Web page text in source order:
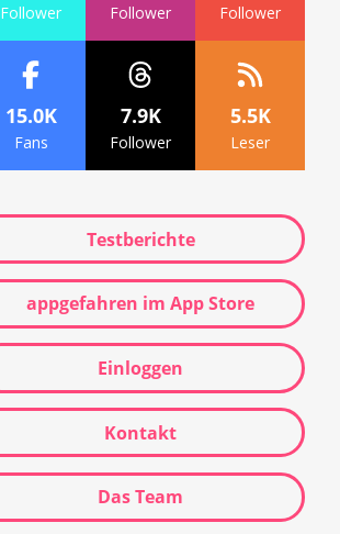
Follower Follower Follower
15.0K
Fans
7.9K
Follower
5.5K
Leser
Testberichte
appgefahren im App Store
Einloggen
Kontakt
Das Team